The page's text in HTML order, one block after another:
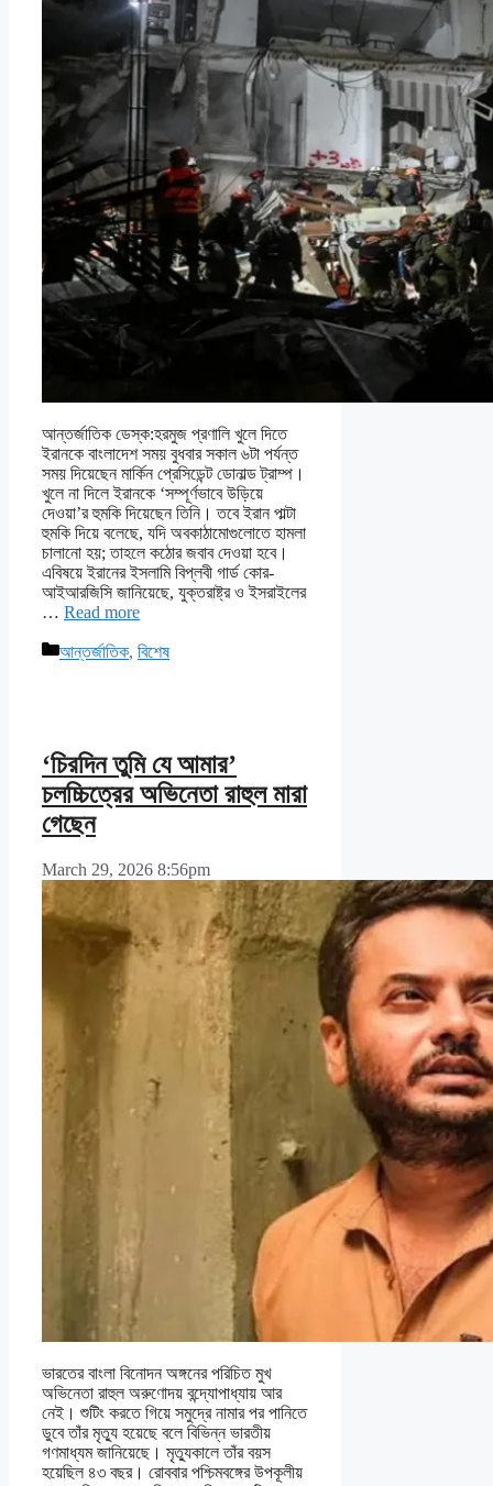
আন্তর্জাতিক ডেস্ক:হরমুজ প্রণালি খুলে দিতে
ইরানকে বাংলাদেশ সময় বুধবার সকাল ৬টা পর্যন্ত
সময় দিয়েছেন মার্কিন প্রেসিডেন্ট ডোনাল্ড ট্রাম্প।
খুলে না দিলে ইরানকে ‘সম্পূর্ণভাবে উড়িয়ে
দেওয়া’র হুমকি দিয়েছেন তিনি। তবে ইরান পাল্টা
হুমকি দিয়ে বলেছে, যদি অবকাঠামোগুলোতে হামলা
চালানো হয়; তাহলে কঠোর জবাব দেওয়া হবে।
এবিষয়ে ইরানের ইসলামি বিপ্লবী গার্ড কোর-
আইআরজিসি জানিয়েছে, যুক্তরাষ্ট্র ও ইসরাইলের
… Read more
Categories
আন্তর্জাতিক, বিশেষ
‘চিরদিন তুমি যে আমার’
চলচ্চিত্রের অভিনেতা রাহুল মারা
গেছেন
March 29, 2026 8:56pm
ভারতের বাংলা বিনোদন অঙ্গনের পরিচিত মুখ
অভিনেতা রাহুল অরুণোদয় বন্দ্যোপাধ্যায় আর
নেই। শুটিং করতে গিয়ে সমুদ্রে নামার পর পানিতে
ডুবে তাঁর মৃত্যু হয়েছে বলে বিভিন্ন ভারতীয়
গণমাধ্যম জানিয়েছে। মৃত্যুকালে তাঁর বয়স
হয়েছিল ৪৩ বছর। রোববার পশ্চিমবঙ্গের উপকূলীয়